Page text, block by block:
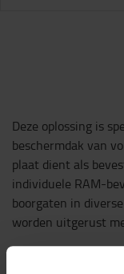
Deze oplossing is
beschermdak van
plaat dient als
individuele RAM-
boorgaten in
worden uitgerust